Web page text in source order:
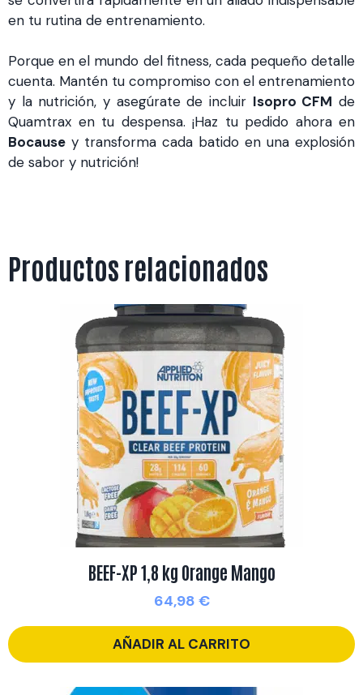
en tu rutina de entrenamiento.
Porque en el mundo del fitness, cada pequeño detalle
cuenta. Mantén tu compromiso con el entrenamiento
y la nutrición, y asegúrate de incluir Isopro CFM de
Quamtrax en tu despensa. ¡Haz tu pedido ahora en
Bocause y transforma cada batido en una explosión
de sabor y nutrición!
Productos relacionados
BEEF-XP 1,8 kg Orange Mango
64,98 €
AÑADIR AL CARRITO